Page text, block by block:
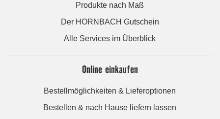
Produkte nach Maß
Der HORNBACH Gutschein
Alle Services im Überblick
Online einkaufen
Bestellmöglichkeiten & Lieferoptionen
Bestellen & nach Hause liefern lassen